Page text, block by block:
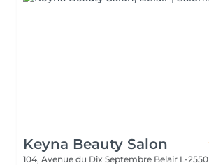
Keyna Beauty Salon
104, Avenue du Dix Septembre Belair L-2550